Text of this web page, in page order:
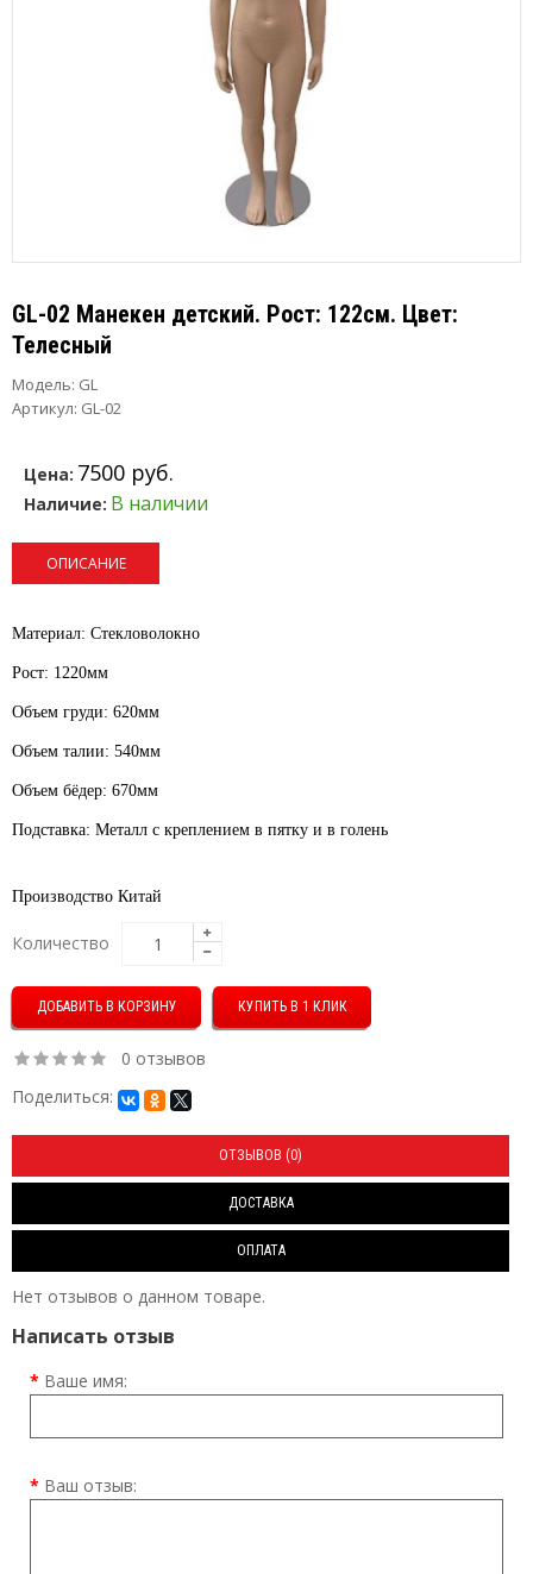
GL-02 Манекен детский. Рост: 122см. Цвет:
Телесный
Модель: GL
Артикул: GL-02
Цена: 7500 руб.
Наличие: В наличии
ОПИСАНИЕ
Материал: Стекловолокно
Рост: 1220мм
Объем груди: 620мм
Объем талии: 540мм
Объем бёдер: 670мм
Подставка: Металл с креплением в пятку и в голень
Производство Китай
Количество
КУПИТЬ В 1 КЛИК
0 отзывов
Поделиться:
ОТЗЫВОВ (0)
ДОСТАВКА
ОПЛАТА
Нет отзывов о данном товаре.
Написать отзыв
Ваше имя:
Ваш отзыв: